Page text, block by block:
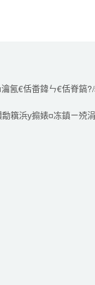
簯浜у搧婊¤冻鎮ㄧ殑